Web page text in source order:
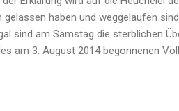
haben und weggelaufen
sind am Samstag die sterblichen
am 3. August 2014 begonnenen
a Şengalê, MXDŞ) hat dazu